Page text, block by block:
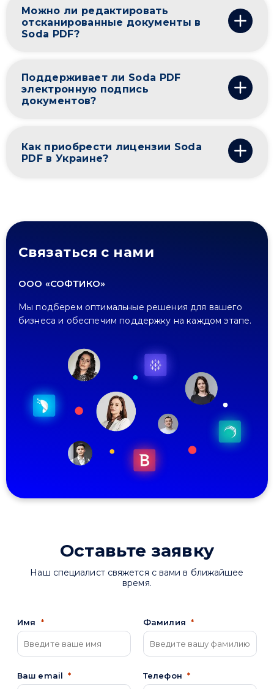
Можно ли редактировать
отсканированные документы в
Soda PDF?
Поддерживает ли Soda PDF
электронную подпись
документов?
Как приобрести лицензии Soda
PDF в Украине?
Связаться с нами
ООО «СОФТИКО»
Мы подберем оптимальные решения для вашего
бизнеса и обеспечим поддержку на каждом этапе.